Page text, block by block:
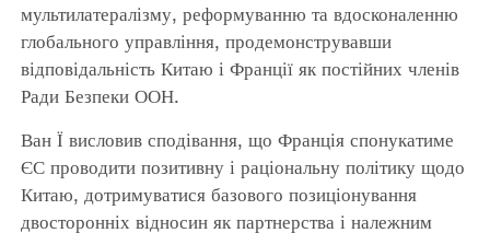
мультилатералізму, реформуванню та вдосконаленню
глобального управління, продемонструвавши
відповідальність Китаю і Франції як постійних членів
Ради Безпеки ООН.
Ван Ї висловив сподівання, що Франція спонукатиме
ЄС проводити позитивну і раціональну політику щодо
Китаю, дотримуватися базового позиціонування
двосторонніх відносин як партнерства і належним